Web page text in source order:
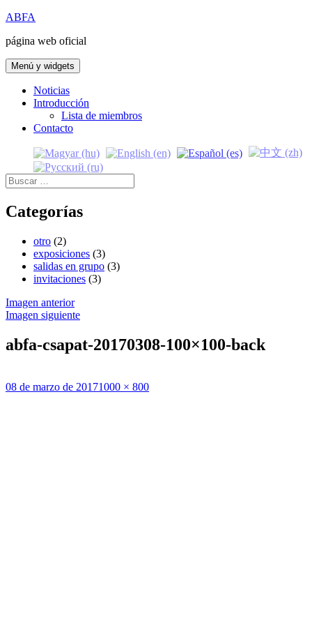
Saltar
contenido
ABFA
página web oficial
Menú y widgets
Noticias
Introducción
Lista de miembros
Contacto
Buscar:
Categorías
otro (2)
exposiciones (3)
salidas en grupo (3)
invitaciones (3)
Imagen anterior
Imagen siguiente
abfa-csapat-20170308-100×100-back
Publicado
08 de marzo de 2017Tamaño
1000 × 800